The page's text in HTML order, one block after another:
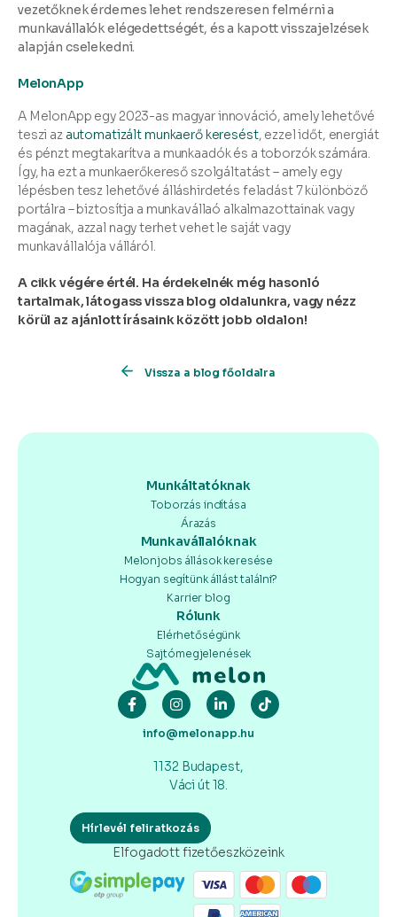
vezetőknek érdemes lehet rendszeresen felmérni a
munkavállalók elégedettségét, és a kapott visszajelzések
alapján cselekedni.
MelonApp
A MelonApp egy 2023-as magyar innováció, amely lehetővé
teszi az automatizált munkaerő keresést, ezzel időt, energiát
és pénzt megtakarítva a munkaadók és a toborzók számára.
Így, ha ezt a munkaerőkereső szolgáltatást – amely egy
lépésben tesz lehetővé álláshirdetés feladást 7 különböző
portálra – biztosítja a munkavállaó alkalmazottainak vagy
magának, azzal nagy terhet vehet le saját vagy
munkavállalója válláról.
A cikk végére értél. Ha érdekelnék még hasonló
tartalmak, látogass vissza blog oldalunkra, vagy nézz
körül az ajánlott írásaink között jobb oldalon!
Vissza a blog főoldalra
info@melonapp.hu
1132 Budapest,
Váci út 18.
Munkáltatóknak
Toborzás indítása
Árazás
Munkavállalóknak
Melonjobs állások keresése
Hogyan segítünk állást találni?
Karrier blog
Rólunk
Elérhetőségünk
Sajtómegjelenések
Hírlevél feliratkozás
Elfogadott fizetőeszközeink